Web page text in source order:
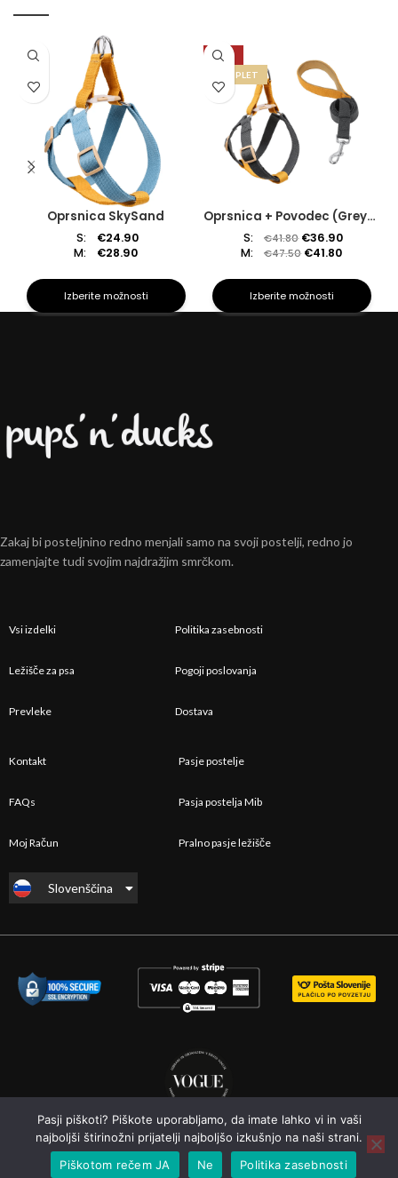
Oprsnica SkySand
S: €24.90
M:
€28.90
Izberite možnosti
-12%
KOMPLET
Oprsnica + Povodec (GreyStar)
S: €41.80 €36.90
M:
€47.50 €41.80
Izberite možnosti
Zakaj bi posteljnino redno menjali samo na svoji postelji, redno jo
zamenjajte tudi svojim najdražjim smrčkom.
Vsi izdelki
Ležišče za psa
Prevleke
Politika zasebnosti
Pogoji poslovanja
Dostava
Kontakt
FAQs
Moj Račun
Pasje postelje
Pasja postelja Mib
Pralno pasje ležišče
Slovenščina
English
Pups'n'ducks 2022 - 2025
Pasji piškoti? Piškote uporabljamo, da imate lahko vi in vaši
najboljši štirinožni prijatelji najboljšo izkušnjo na naši strani.
Piškotom rečem JA
Ne Politika zasebnosti